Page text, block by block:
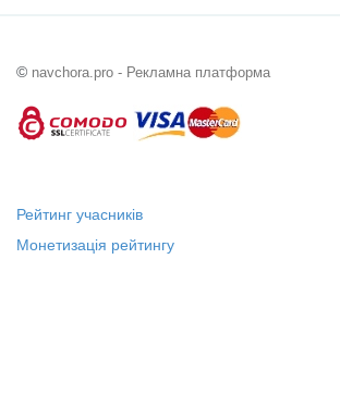
© navchora.pro - Рекламна платформа
Рейтинг учасників
Монетизація рейтингу